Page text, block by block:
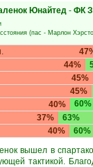
Юнайтед - ФК
(пас - Марлон
44%
45%
45%
40% 60%
37% 63%
40%
60%
вышел в
тактикой.